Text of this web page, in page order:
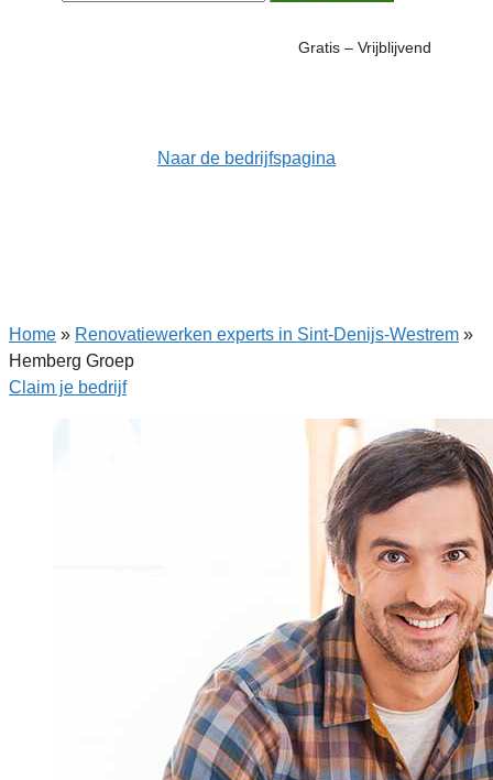
Gratis – Vrijblijvend
Naar de bedrijfspagina
Home » Renovatiewerken experts in Sint-Denijs-Westrem »
Hemberg Groep
Claim je bedrijf